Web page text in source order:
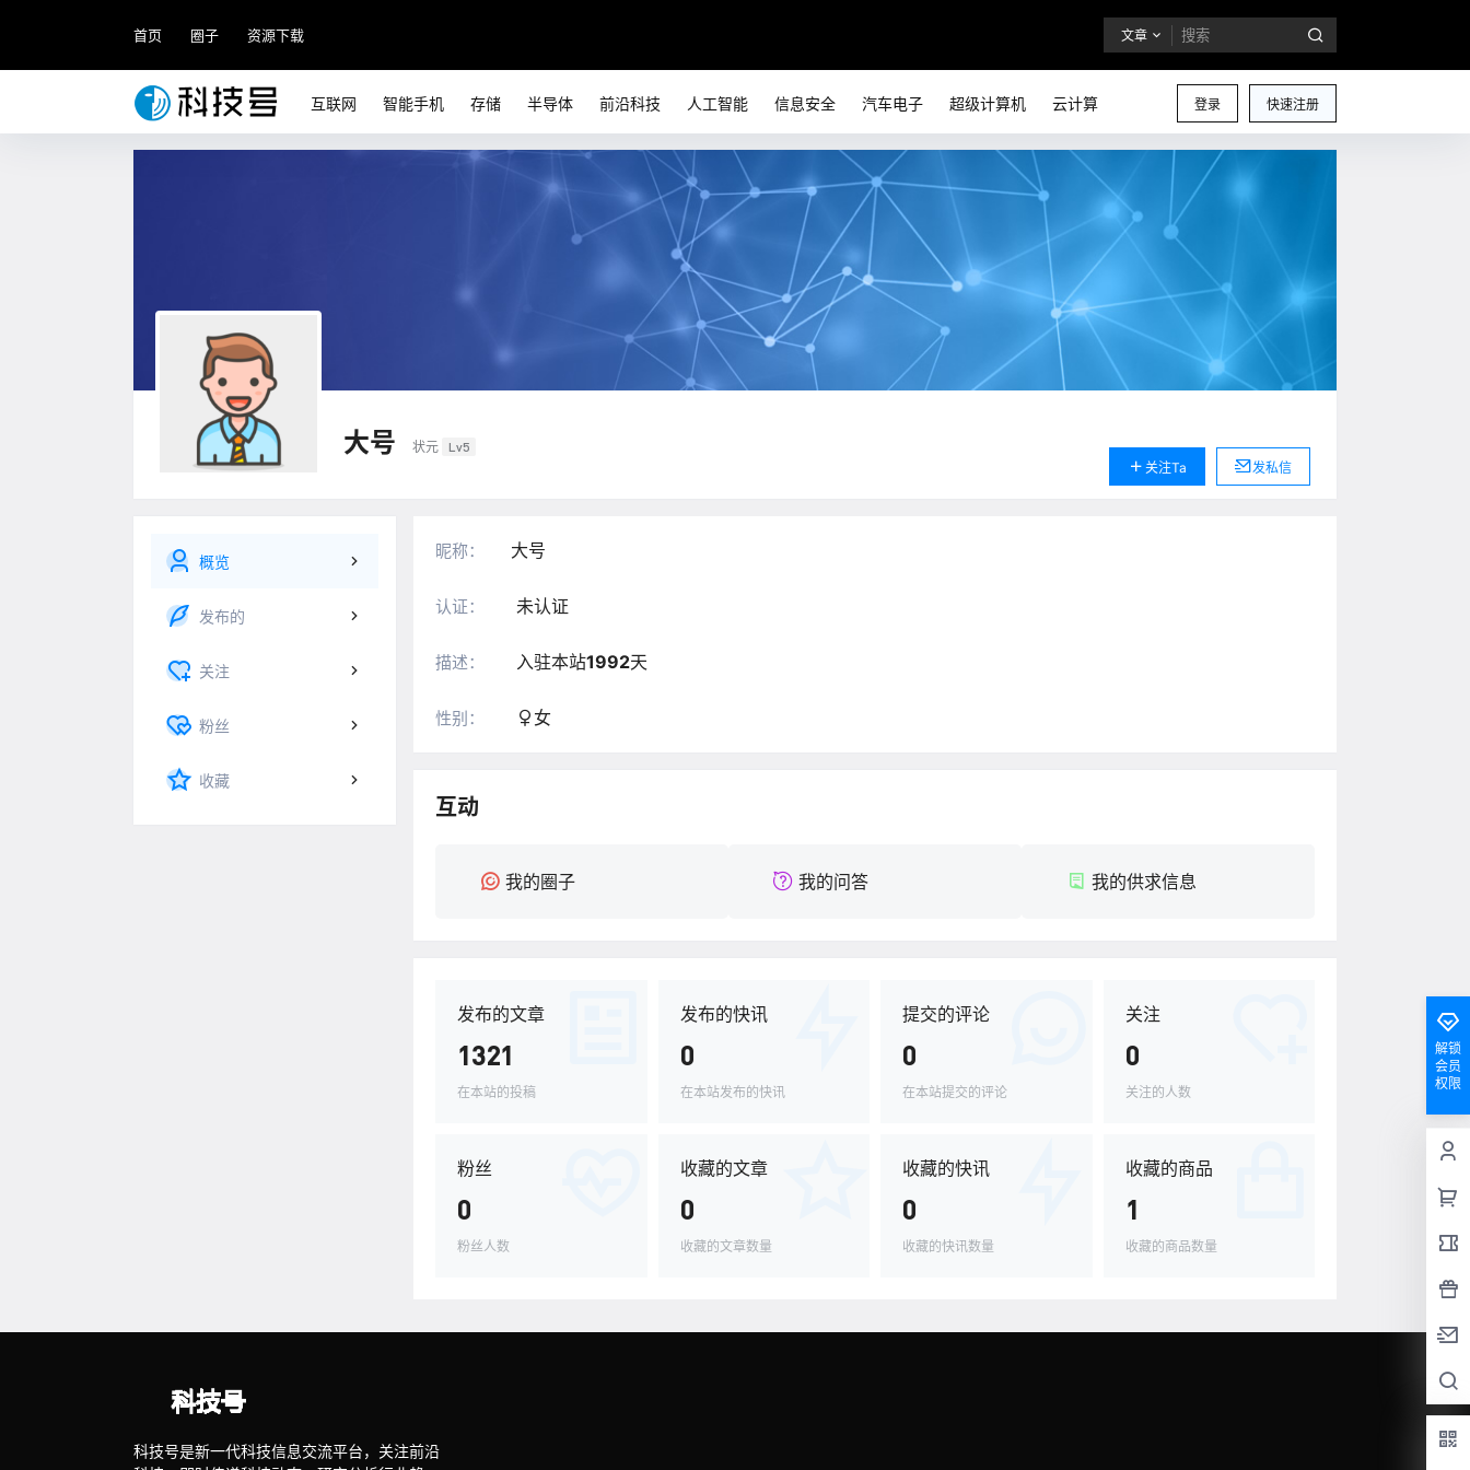
首页 圈子 资源下载 文章
登录 快速注册
互联网 智能手机 存储 半导体 前沿科技 人工智能 信息安全 汽车电子 超级计算机 云计算
大号 状元 Lv5
关注Ta
发私信
概览
发布的
关注
粉丝
收藏
昵称： 大号
认证： 未认证
描述： 入驻本站1992天
性别： 女
互动
我的圈子 我的问答 我的供求信息
发布的文章
1321
在本站的投稿
发布的快讯
0
在本站发布的快讯
提交的评论
0
在本站提交的评论
关注
0
关注的人数
粉丝
0
粉丝人数
收藏的文章
0
收藏的文章数量
收藏的快讯
0
收藏的快讯数量
收藏的商品
1
收藏的商品数量
解锁
会员
权限
科技号是新一代科技信息交流平台，关注前沿